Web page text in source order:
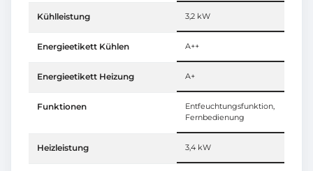
Kühlleistung 3,2 kW
Energieetikett Kühlen A++
Energieetikett Heizung A+
Funktionen
Entfeuchtungsfunktion,
Fernbedienung
Heizleistung 3,4 kW